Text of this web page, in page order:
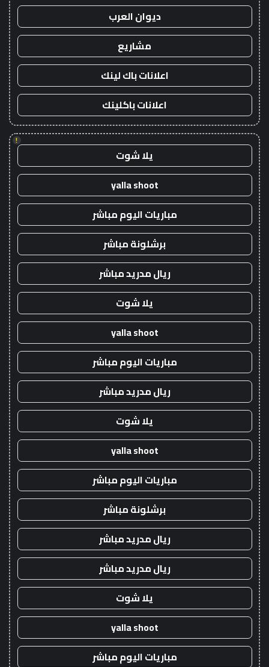
ديوان العرب
مشاريع
اعلانات باك لينك
اعلانات باكلينك
!
يلا شوت
yalla shoot
مباريات اليوم مباشر
برشلونة مباشر
ريال مدريد مباشر
يلا شوت
yalla shoot
مباريات اليوم مباشر
ريال مدريد مباشر
يلا شوت
yalla shoot
مباريات اليوم مباشر
برشلونة مباشر
ريال مدريد مباشر
ريال مدريد مباشر
يلا شوت
yalla shoot
مباريات اليوم مباشر